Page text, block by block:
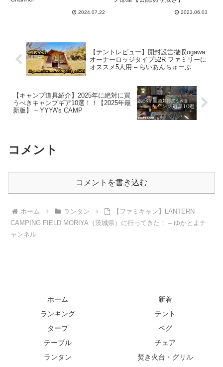
#espcampchannel –2024.07.22 2023.06.03
【テントレビュー】開封設営撤収ogawa
オーナーロッジタイプ52R ファミリーに
オススメ5人用 – らいあんちゅーぶ キ
【キャンプ道具紹介】2025年に絶対に買
うべきキャンプギア10選！！【2025年最
新版】 – YYYA’s CAMP
コメント
コメントを書き込む
ホーム ランタン
【ファミキャン】LANTERN
CAMPING FIELD MORIYA（茨城県）に行ってきた！ – ゆかとよチ
ャンネル
ホーム
新着
ランキング
テント
タープ
ペグ
テーブル
チェア
ランタン
焚き火台・グリル